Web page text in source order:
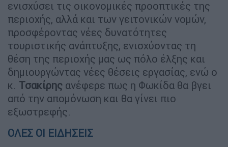
ενισχύσει τις οικονομικές προοπτικές της
περιοχής, αλλά και των γειτονικών νομών,
προσφέροντας νέες δυνατότητες
τουριστικής ανάπτυξης, ενισχύοντας τη
θέση της περιοχής μας ως πόλο έλξης και
δημιουργώντας νέες θέσεις εργασίας, ενώ ο
κ. Τσακίρης ανέφερε πως η Φωκίδα θα βγει
από την απομόνωση και θα γίνει πιο
εξωστρεφής.
ΟΛΕΣ ΟΙ ΕΙΔΗΣΕΙΣ